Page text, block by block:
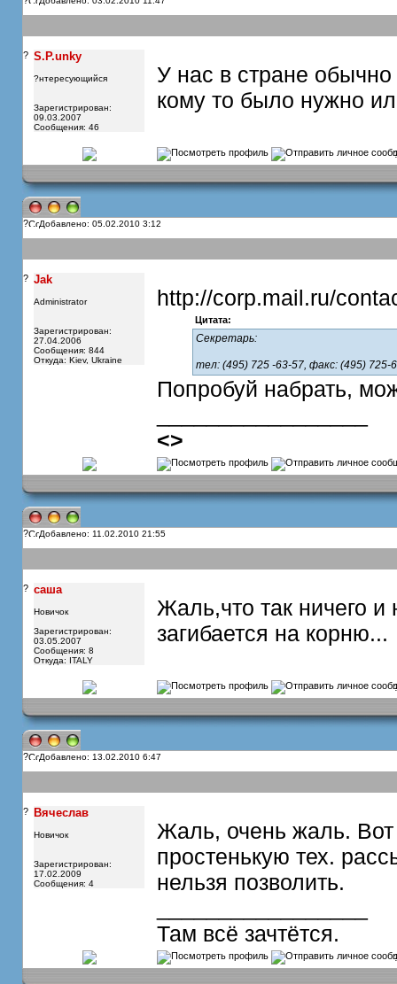
? S.P.unky
?нтересующийся
Зарегистрирован:
09.03.2007
Сообщения: 46
У нас в стране обычно
кому то было нужно
? Добавлено: 05.02.2010 3:12
? Jak
Administrator
Зарегистрирован:
27.04.2006
Сообщения: 844
Откуда: Kiev, Ukraine
http://corp.mail.ru/
Цитата:
Секретарь:
тел: (495) 725 -63-57, факс: (495) 725-
Попробуй набрать,
<>
? Добавлено: 11.02.2010 21:55
? саша
Новичок
Зарегистрирован:
03.05.2007
Сообщения: 8
Откуда: ITALY
Жаль,что так ничего
загибается на корню...
? Добавлено: 13.02.2010 6:47
? Вячеслав
Новичок
Зарегистрирован:
17.02.2009
Сообщения: 4
Жаль, очень жаль.
простенькую тех.
нельзя позволить.
Там всё зачтётся.